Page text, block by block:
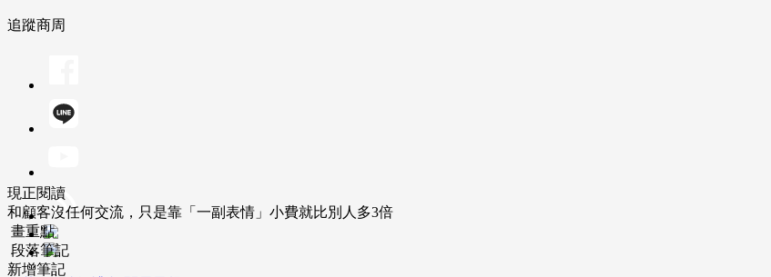
追蹤商周
現正閱讀
和顧客沒任何交流，只是靠「一副表情」小費就比別人多3倍
畫重點
段落筆記
新增筆記